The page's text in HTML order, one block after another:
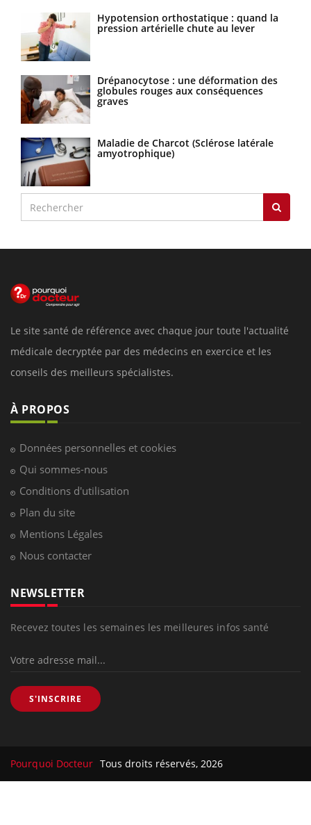
Hypotension orthostatique : quand la
pression artérielle chute au lever
Drépanocytose : une déformation des
globules rouges aux conséquences
graves
Maladie de Charcot (Sclérose latérale
amyotrophique)
Le site santé de référence avec chaque jour toute l'actualité
médicale decryptée par des médecins en exercice et les
conseils des meilleurs spécialistes.
À PROPOS
Données personnelles et cookies
Qui sommes-nous
Conditions d'utilisation
Plan du site
Mentions Légales
Nous contacter
NEWSLETTER
Recevez toutes les semaines les meilleures infos santé
S'INSCRIRE
Pourquoi Docteur Tous droits réservés, 2026